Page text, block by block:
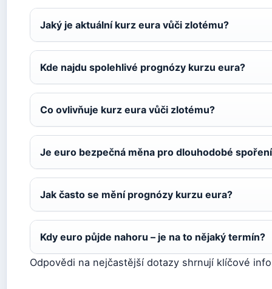
Jaký je aktuální kurz eura vůči zlotému?
Kde najdu spolehlivé prognózy kurzu eura?
Co ovlivňuje kurz eura vůči zlotému?
Je euro bezpečná měna pro dlouhodobé
Jak často se mění prognózy kurzu eura?
Kdy euro půjde nahoru – je na to nějaký termín?
Odpovědi na nejčastější dotazy shrnují klíčové